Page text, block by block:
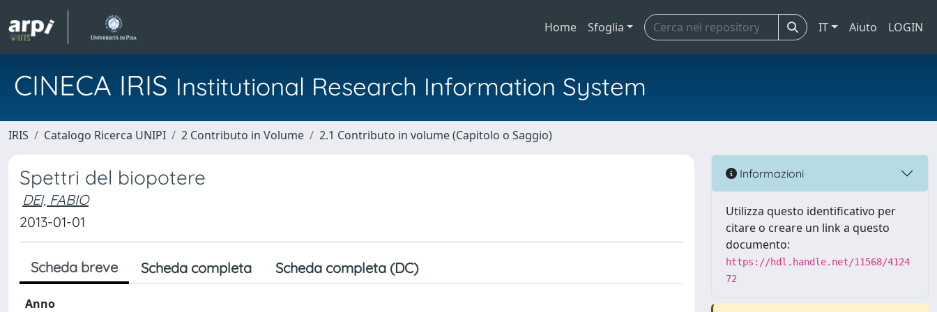
Home Sfoglia IT Aiuto LOGIN
CINECA IRIS Institutional Research Information System
IRIS Catalogo Ricerca UNIPI 2 Contributo in Volume 2.1 Contributo in volume (Capitolo o Saggio)
Spettri del biopotere
DEI, FABIO
2013-01-01
Scheda breve Scheda completa Scheda completa (DC)
Anno
Informazioni
Utilizza questo identificativo per
citare o creare un link a questo
documento:
https://hdl.handle.net/11568/4124
72